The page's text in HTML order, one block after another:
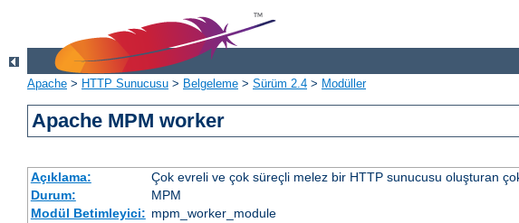
Apache > HTTP Sunucusu > Belgeleme > Sürüm 2.4 > Modüller
Apache MPM worker
Açıklama:
Çok evreli ve çok süreçli melez bir HTTP sunucusu oluşturan
Durum:
MPM
Modül Betimleyici: mpm_worker_module